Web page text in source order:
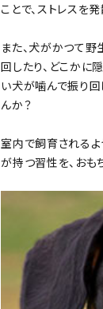
ことで、ストレスを
また、犬がかつて
回したり、どこかに
い犬が噛んで振り回
んか？
室内で飼育されるよ
が持つ習性を、おも